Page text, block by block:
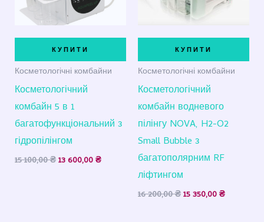
КУПИТИ
Косметологічні комбайни
Косметологічний
комбайн 5 в 1
багатофункціональний з
гідропілінгом
15 100,00₴13 600,00₴
КУПИТИ
Косметологічні комбайни
Косметологічний
комбайн водневого
пілінгу NOVA, H2-O2
Small Bubble з
багатополярним RF
ліфтингом
16 200,00₴15 350,00₴